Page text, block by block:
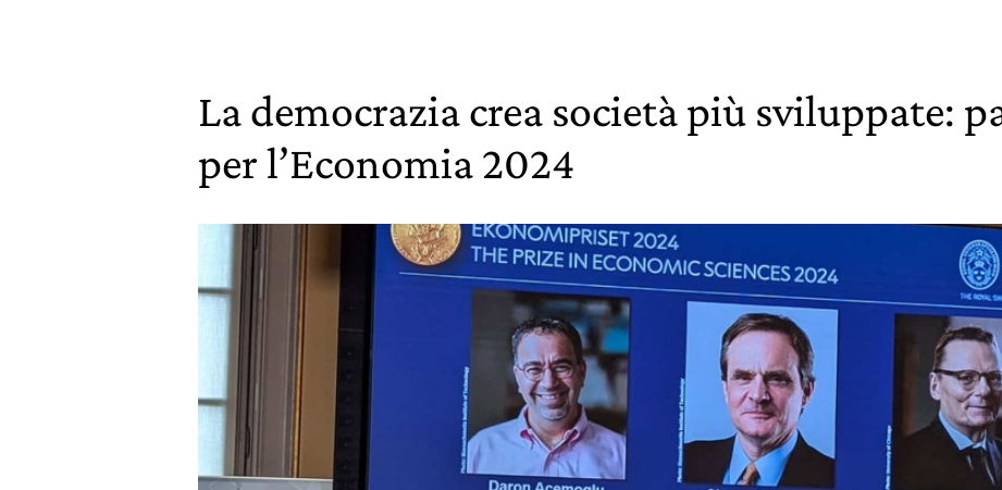
La democrazia crea società più sviluppate:
per l’Economia 2024